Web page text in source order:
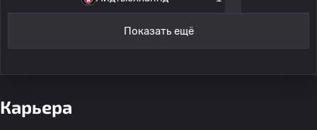
Показать ещё
Карьера